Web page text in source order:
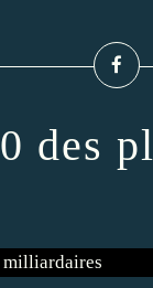
des